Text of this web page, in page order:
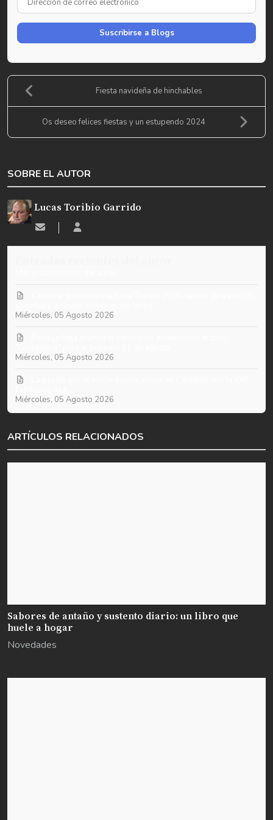
de
correo
Suscribirse a Blogs
Fiesta navideña de hinchables
Os deseo felices fiestas y un estupendo 2024
SOBRE EL AUTOR
Lucas Toribio Garrido
Suscribirse
las
Garrido
Miércoles, 05 Agosto 2026
Miércoles, 05 Agosto 2026
Miércoles, 05 Agosto 2026
ARTÍCULOS RELACIONADOS
Sabores de antaño y sustento diario: un libro que
huele a hogar
Novedades